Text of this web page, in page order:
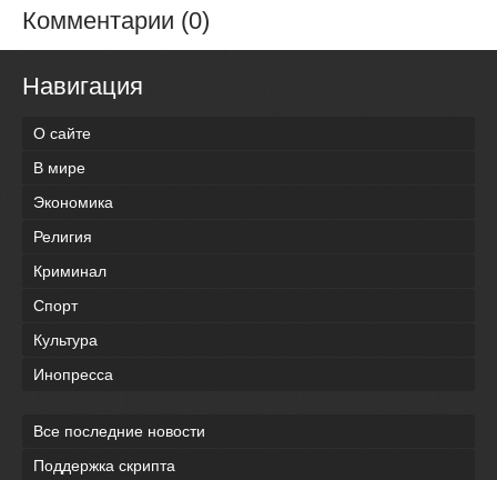
Комментарии (0)
Навигация
О сайте
В мире
Экономика
Религия
Криминал
Спорт
Культура
Инопресса
Все последние новости
Поддержка скрипта